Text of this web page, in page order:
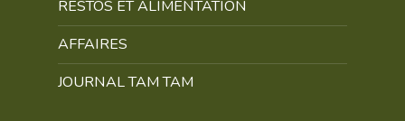
RESTOS ET ALIMENTATION
AFFAIRES
JOURNAL TAM TAM